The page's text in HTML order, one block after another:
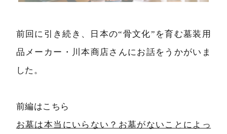
前回に引き続き、日本の“骨文化”を育む墓装用
品メーカー・川本商店さんにお話をうかがいま
した。
前編はこちら
お墓は本当にいらない？お墓がないことによっ